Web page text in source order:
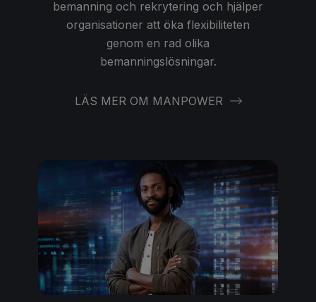
bemanning och rekrytering och hjälper
organisationer att öka flexibiliteten
genom en rad olika
bemanningslösningar.
LÄS MER OM MANPOWER